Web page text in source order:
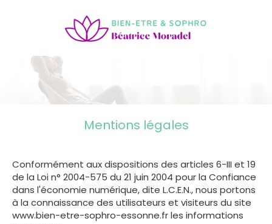
Mentions légales
Conformément aux dispositions des articles 6-III et 19
de la Loi n° 2004-575 du 21 juin 2004 pour la Confiance
dans l'économie numérique, dite L.C.E.N., nous portons
à la connaissance des utilisateurs et visiteurs du site
www.bien-etre-sophro-essonne.fr les informations